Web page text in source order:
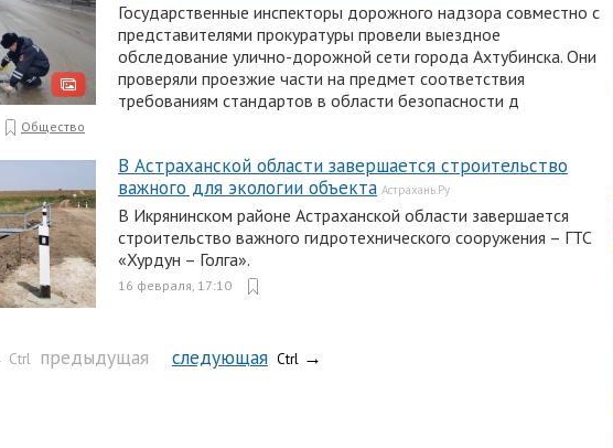
Государственные инспекторы дорожного надзора совместно с
представителями прокуратуры провели выездное
обследование улично-дорожной сети города Ахтубинска. Они
проверяли проезжие части на предмет соответствия
требованиям стандартов в области безопасности д
Общество
В Астраханской области завершается строительство
важного для экологии объекта Астрахань.Ру
В Икрянинском районе Астраханской области завершается
строительство важного гидротехнического сооружения – ГТС
«Хурдун – Голга».
16 февраля, 17:10
Ctrl предыдущая следующая Ctrl →